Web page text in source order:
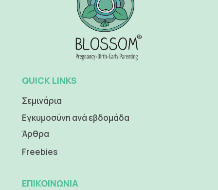
QUICK LINKS
Σεμινάρια
Εγκυμοσύνη ανά εβδομάδα
Άρθρα
Freebies
ΕΠΙΚΟΙΝΩΝΙΑ